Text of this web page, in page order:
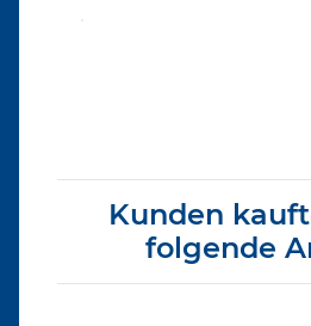
Kunden
folgende